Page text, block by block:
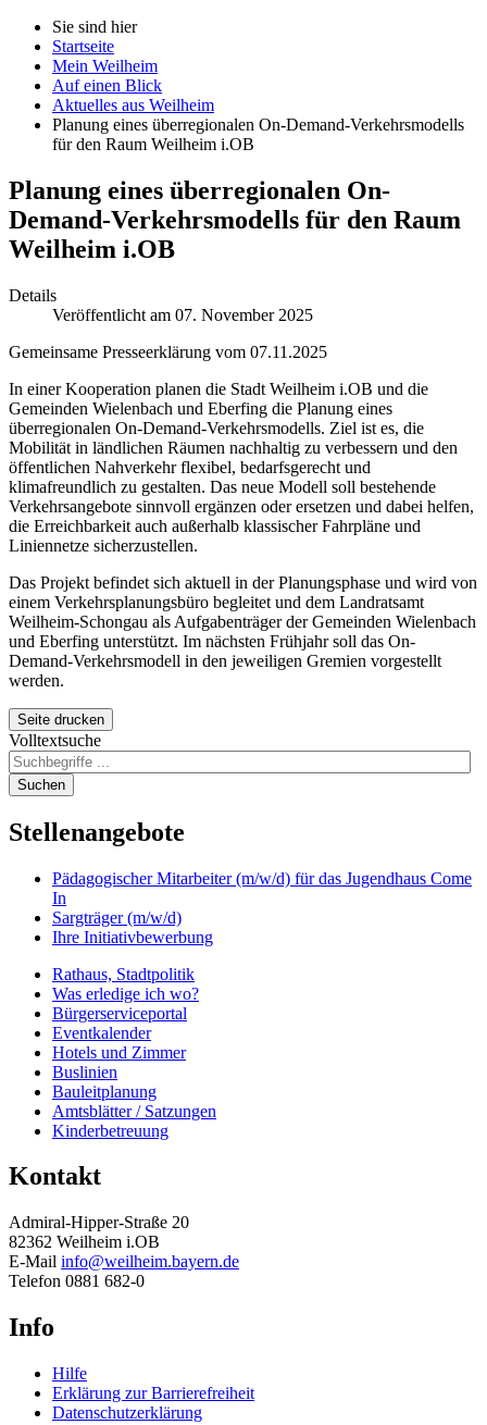
Sie sind hier
Startseite
Mein Weilheim
Auf einen Blick
Aktuelles aus Weilheim
Planung eines überregionalen On-Demand-Verkehrsmodells
für den Raum Weilheim i.OB
Planung eines überregionalen On-
Demand-Verkehrsmodells für den Raum
Weilheim i.OB
Details
Veröffentlicht am 07. November 2025
Gemeinsame Presseerklärung vom 07.11.2025
In einer Kooperation planen die Stadt Weilheim i.OB und die
Gemeinden Wielenbach und Eberfing die Planung eines
überregionalen On-Demand-Verkehrsmodells. Ziel ist es, die
Mobilität in ländlichen Räumen nachhaltig zu verbessern und den
öffentlichen Nahverkehr flexibel, bedarfsgerecht und
klimafreundlich zu gestalten. Das neue Modell soll bestehende
Verkehrsangebote sinnvoll ergänzen oder ersetzen und dabei helfen,
die Erreichbarkeit auch außerhalb klassischer Fahrpläne und
Liniennetze sicherzustellen.
Das Projekt befindet sich aktuell in der Planungsphase und wird von
einem Verkehrsplanungsbüro begleitet und dem Landratsamt
Weilheim-Schongau als Aufgabenträger der Gemeinden Wielenbach
und Eberfing unterstützt. Im nächsten Frühjahr soll das On-
Demand-Verkehrsmodell in den jeweiligen Gremien vorgestellt
werden.
Seite drucken
Volltextsuche
Suchen
Stellenangebote
Pädagogischer Mitarbeiter (m/w/d) für das Jugendhaus Come
In
Sargträger (m/w/d)
Ihre Initiativbewerbung
Rathaus, Stadtpolitik
Was erledige ich wo?
Bürgerserviceportal
Eventkalender
Hotels und Zimmer
Buslinien
Bauleitplanung
Amtsblätter / Satzungen
Kinderbetreuung
Kontakt
Admiral-Hipper-Straße 20
82362 Weilheim i.OB
E-Mail info@weilheim.bayern.de
Telefon 0881 682-0
Info
Hilfe
Erklärung zur Barrierefreiheit
Datenschutzerklärung